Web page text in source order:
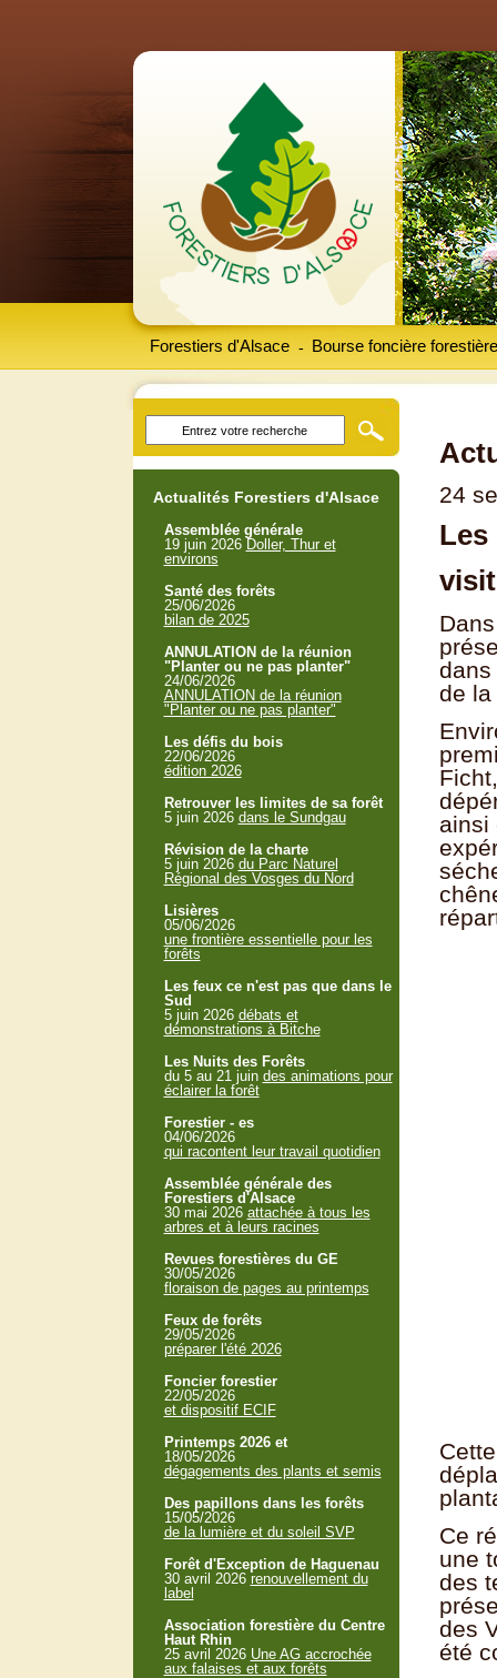
Forestiers d'Alsace Bourse foncière forestière
-
24
Les
dans
de la
ainsi
Ce
une
des
des
été
Actualités Forestiers d'Alsace
Assemblée générale
19 juin 2026 Doller, Thur et
environs
Santé des forêts
25/06/2026
bilan de 2025
ANNULATION de la réunion
"Planter ou ne pas planter"
24/06/2026
ANNULATION de la réunion
"Planter ou ne pas planter"
Les défis du bois
22/06/2026
édition 2026
Retrouver les limites de sa forêt
5 juin 2026 dans le Sundgau
Révision de la charte
5 juin 2026 du Parc Naturel
Régional des Vosges du Nord
Lisières
05/06/2026
une frontière essentielle pour les
forêts
Les feux ce n'est pas que dans le
Sud
5 juin 2026 débats et
démonstrations à Bitche
Les Nuits des Forêts
du 5 au 21 juin des animations pour
éclairer la forêt
Forestier - es
04/06/2026
qui racontent leur travail quotidien
Assemblée générale des
Forestiers d'Alsace
30 mai 2026 attachée à tous les
arbres et à leurs racines
Revues forestières du GE
30/05/2026
floraison de pages au printemps
Feux de forêts
29/05/2026
préparer l'été 2026
Foncier forestier
22/05/2026
et dispositif ECIF
Printemps 2026 et
18/05/2026
dégagements des plants et semis
Des papillons dans les forêts
15/05/2026
de la lumière et du soleil SVP
Forêt d'Exception de Haguenau
30 avril 2026 renouvellement du
label
Association forestière du Centre
Haut Rhin
25 avril 2026 Une AG accrochée
aux falaises et aux forêts